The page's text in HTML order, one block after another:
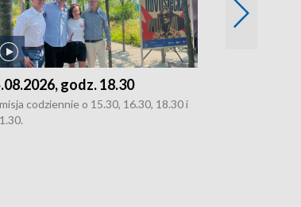
godz. 18.30
codziennie o 15.30, 16.30, 18.30 i